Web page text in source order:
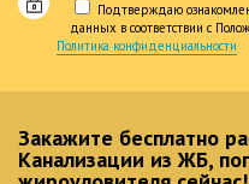
Подтверждаю
данных в соответствии с
Политика конфиденциальности
Закажите бесплатно
Канализации из ЖБ,